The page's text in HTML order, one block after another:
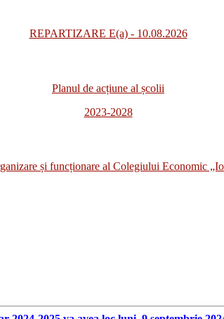
REPARTIZARE E(a) - 10.08.2026
Planul de acțiune al școlii
2023-2028
și funcționare al Colegiului Economic